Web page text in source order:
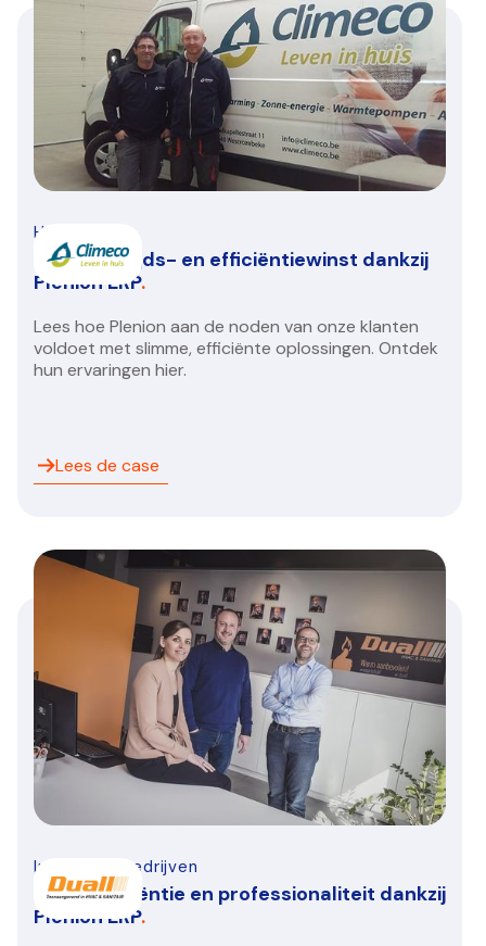
HVAC/R
Climeco: Tijds- en efficiëntiewinst dankzij
Plenion ERP.
Lees hoe Plenion aan de noden van onze klanten
voldoet met slimme, efficiënte oplossingen. Ontdek
hun ervaringen hier.
Lees de case
Infra-bouwbedrijven
Duall: Efficiëntie en professionaliteit dankzij
Plenion ERP.